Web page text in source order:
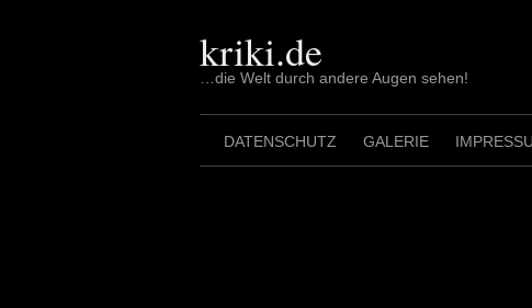
kriki.de
…die Welt durch andere Augen sehen!
DATENSCHUTZ GALERIE